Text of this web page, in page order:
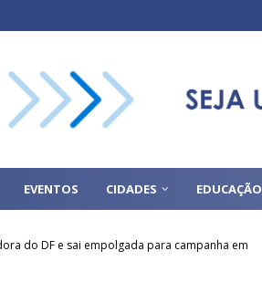
EVENTOS CIDADES EDUCAÇÃO
do DF e sai empolgada para campanha em